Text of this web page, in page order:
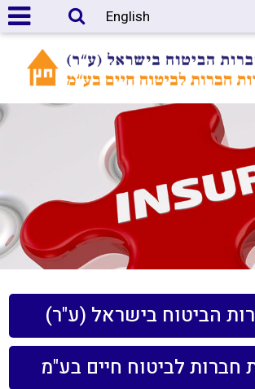
English
הביטוח בישראל (ע"ר)
חברות לביטוח חיים בע"מ